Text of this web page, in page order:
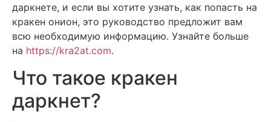
даркнете, и если вы хотите узнать, как попасть на
кракен онион, это руководство предложит вам
всю необходимую информацию. Узнайте больше
на https://kra2at.com.
Что такое кракен
даркнет?